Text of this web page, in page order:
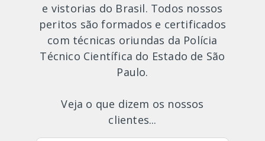
e vistorias do Brasil. Todos nossos
peritos são formados e certificados
com técnicas oriundas da Polícia
Técnico Científica do Estado de São
Paulo.
Veja o que dizem os nossos
clientes...